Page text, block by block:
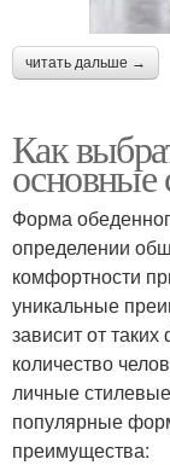
читать дальше →
Как
основные
Форма
определении
комфортности
уникальные
зависит от
количество
личные
популярные
преимущества: